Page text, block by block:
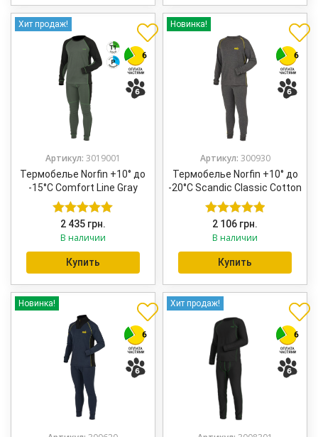
Хит продаж!
Артикул: 3019001
Термобелье Norfin +10° до
-15°C Comfort Line Gray
Оценка5.00
из 5
2 435 грн.
В наличии
Купить
Новинка!
Артикул: 300930
Термобелье Norfin +10° до
-20°C Scandic Classic Cotton
Оценка5.00
из 5
2 106 грн.
В наличии
Купить
Новинка! Хит продаж!